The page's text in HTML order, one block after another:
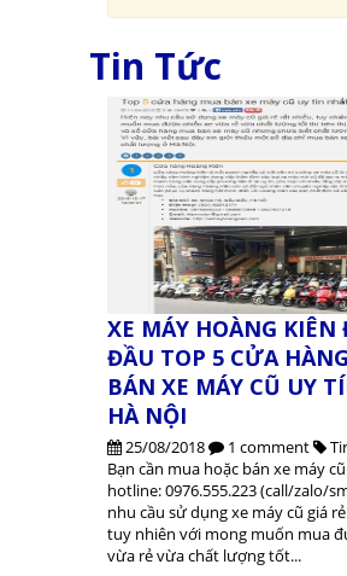
Tin Tức
XE MÁY HOÀNG KIÊN
ĐẦU TOP 5 CỬA
BÁN XE MÁY CŨ UY
HÀ NỘI
25/08/2018 1 comment
Bạn cần mua hoặc bán xe máy
hotline: 0976.555.223 (call/zalo/
nhu cầu sử dụng xe máy cũ giá
tuy nhiên với mong muốn mua
vừa rẻ vừa chất lượng tốt...